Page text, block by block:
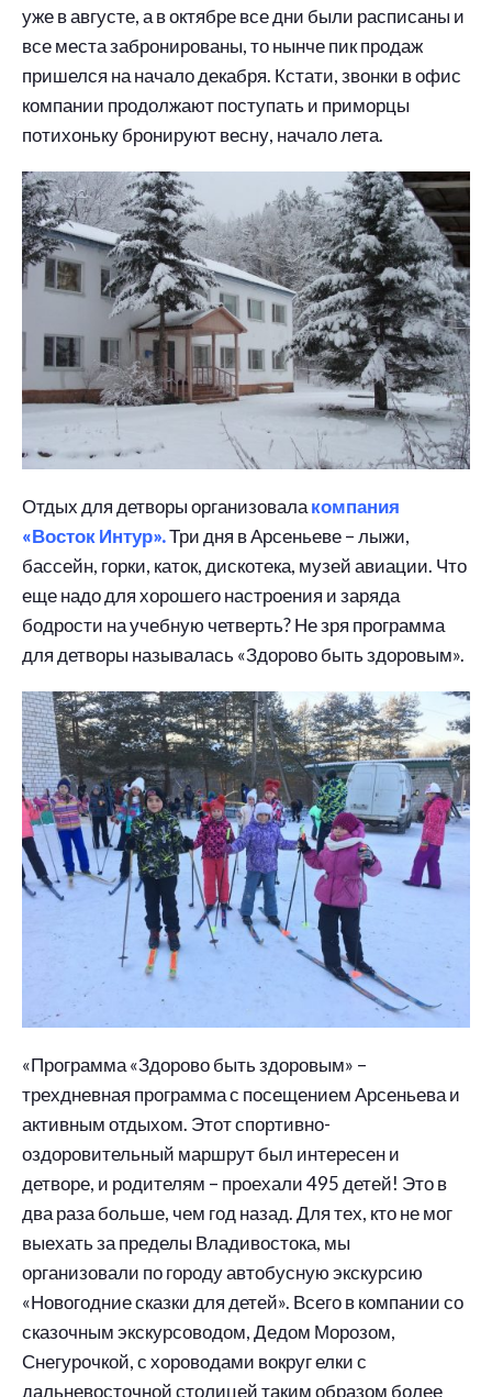
уже в августе, а в октябре все дни были расписаны и
все места забронированы, то нынче пик продаж
пришелся на начало декабря. Кстати, звонки в офис
компании продолжают поступать и приморцы
потихоньку бронируют весну, начало лета.
Отдых для детворы организовалакомпания
«Восток Интур».Три дня в Арсеньеве – лыжи,
бассейн, горки, каток, дискотека, музей авиации. Что
еще надо для хорошего настроения и заряда
бодрости на учебную четверть? Не зря программа
для детворы называлась «Здорово быть здоровым».
«Программа «Здорово быть здоровым» –
трехдневная программа с посещением Арсеньева и
активным отдыхом. Этот спортивно-
оздоровительный маршрут был интересен и
детворе, и родителям – проехали 495 детей! Это в
два раза больше, чем год назад. Для тех, кто не мог
выехать за пределы Владивостока, мы
организовали по городу автобусную экскурсию
«Новогодние сказки для детей». Всего в компании со
сказочным экскурсоводом, Дедом Морозом,
Снегурочкой, с хороводами вокруг елки с
дальневосточной столицей таким образом более